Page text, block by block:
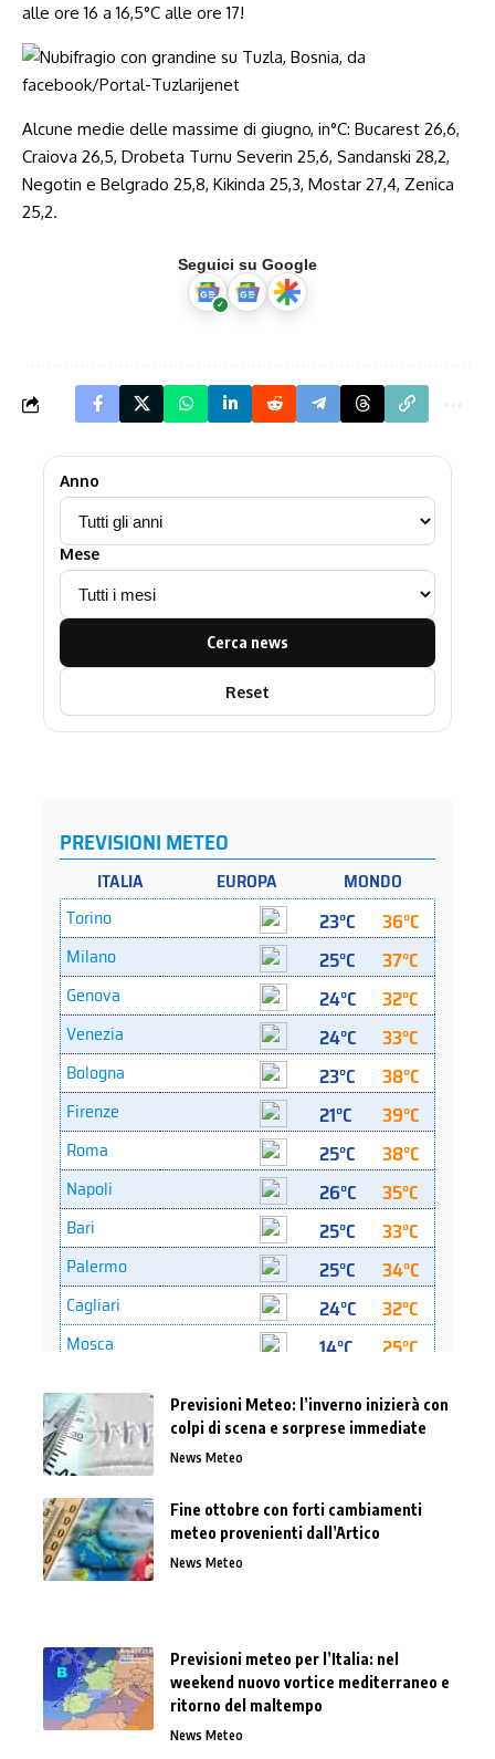
alle ore 16 a 16,5°C alle ore 17!
Alcune medie delle massime di giugno, in°C: Bucarest 26,6,
Craiova 26,5, Drobeta Turnu Severin 25,6, Sandanski 28,2,
Negotin e Belgrado 25,8, Kikinda 25,3, Mostar 27,4, Zenica
25,2.
Seguici su Google
Anno
Mese
Cerca news
Reset
Previsioni Meteo: l’inverno inizierà con
colpi di scena e sorprese immediate
News Meteo
Fine ottobre con forti cambiamenti
meteo provenienti dall’Artico
News Meteo
Previsioni meteo per l’Italia: nel
weekend nuovo vortice mediterraneo e
ritorno del maltempo
News Meteo